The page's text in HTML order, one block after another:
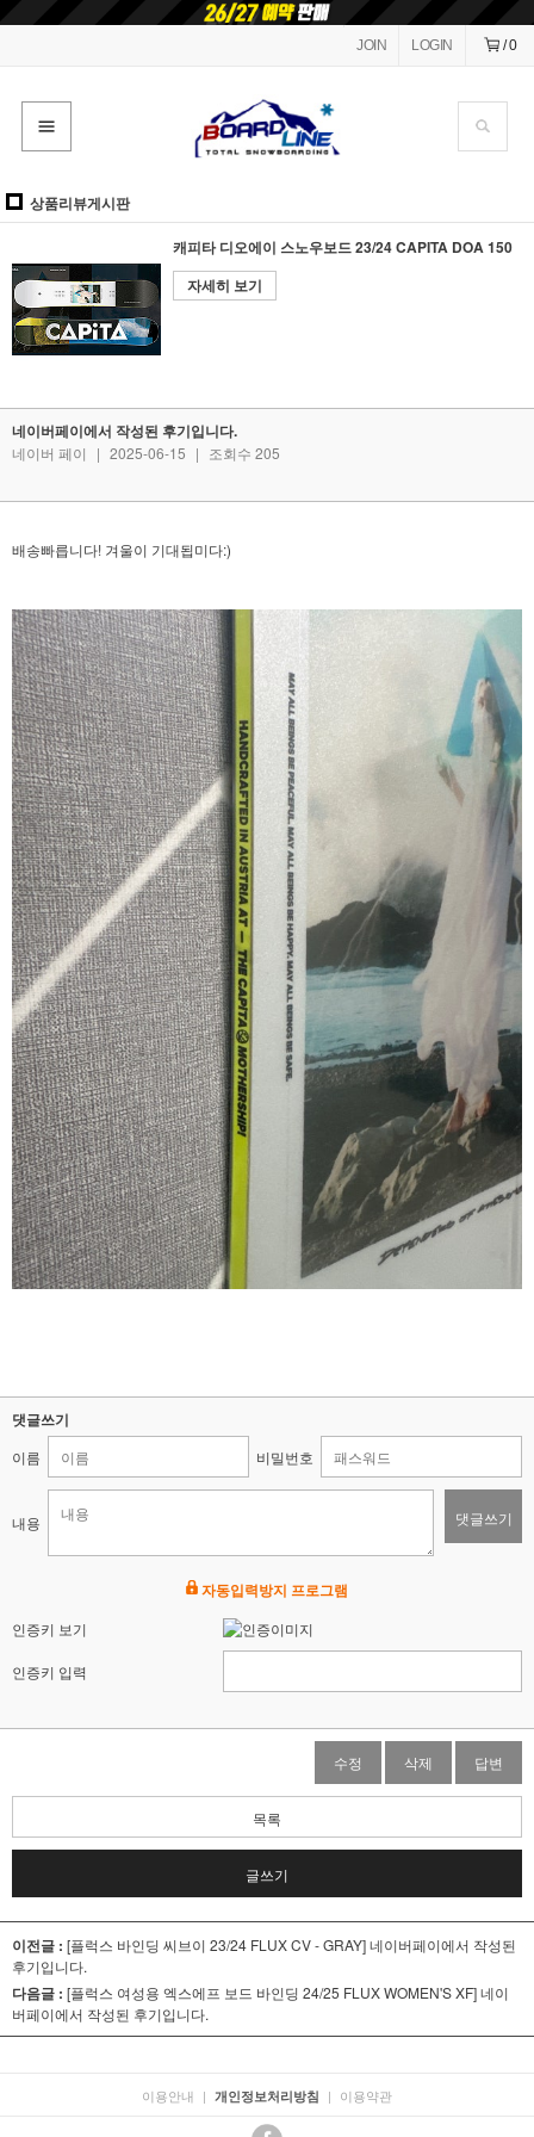
/0
LOGIN
JOIN
상품리뷰게시판
캐피타 디오에이 스노우보드 23/24 CAPITA DOA 150
자세히 보기
네이버페이에서 작성된 후기입니다.
네이버 페이 | 2025-06-15 | 조회수 205
배송빠릅니다! 겨울이 기대됩미다:)
댓글쓰기
이름 비밀번호
내용 댓글쓰기
자동입력방지 프로그램
인증키 보기
인증키 입력
수정 삭제 답변
목록
글쓰기
이전글 : [플럭스 바인딩 씨브이 23/24 FLUX CV - GRAY]네이버페이에서 작성된
후기입니다.
다음글 : [플럭스 여성용 엑스에프 보드 바인딩 24/25 FLUX WOMEN'S XF]네이
버페이에서 작성된 후기입니다.
이용안내 | 개인정보처리방침 | 이용약관